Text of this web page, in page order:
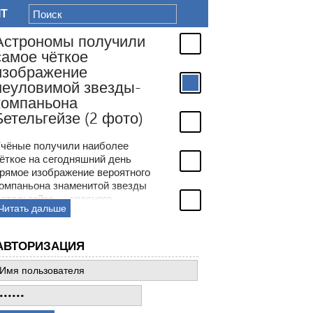
получили
чёткое
звезды-
(2 фото)
получили наиболее
на сегодняшний день
изображение вероятного
знаменитой звезды
— красного
в созвездии
обсуждали странности
яркости
и только недавно
воочию увидеть её
неуловимого компаньона —
звезды в окрестностях
дальше